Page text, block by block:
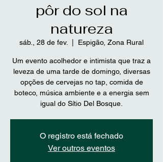
pôr do sol na
natureza
sáb., 28 de fev. Espigão, Zona Rural
Um evento acolhedor e intimista que traz a
leveza de uma tarde de domingo, diversas
opções de cervejas no tap, comida de
boteco, música ambiente e a energia sem
O registro está fechado
Ver outros eventos